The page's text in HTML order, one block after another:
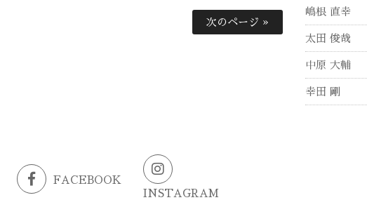
次のページ »
嶋根 直幸
太田 俊哉
中原 大輔
幸田 剛
FACEBOOK
INSTAGRAM